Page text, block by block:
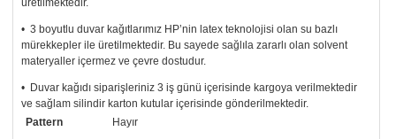
üretilmektedir.
• 3 boyutlu duvar kağıtlarımız HP’nin latex teknolojisi olan su bazlı
mürekkepler ile üretilmektedir. Bu sayede sağlıla zararlı olan solvent
materyaller içermez ve çevre dostudur.
• Duvar kağıdı siparişleriniz 3 iş günü içerisinde kargoya verilmektedir
ve sağlam silindir karton kutular içerisinde gönderilmektedir.
• Tutkalınız, siparişiniz ile birlikte ücretsiz olarak gönderilecektir.
Pattern
Hayır